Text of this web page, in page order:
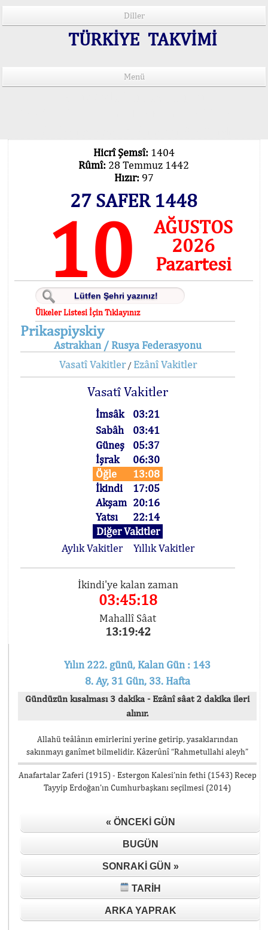
Diller
TÜRKİYE TAKVİMİ
Menü
Hicrî Şemsî: 1404
Rûmî: 28 Temmuz 1442
Hızır: 97
27 SAFER 1448
10
AĞUSTOS
2026
Pazartesi
Ülkeler Listesi İçin Tıklayınız
Prikaspiyskiy
Astrakhan / Rusya Federasyonu
Vasatî Vakitler/ Ezânî Vakitler
Vasatî Vakitler
İmsâk
03:21
Sabâh
03:41
Güneş
05:37
İşrak
06:30
Öğle
13:08
İkindi
17:05
Akşam 20:16
Yatsı
22:14
Diğer Vakitler
Aylık Vakitler
Yıllık Vakitler
İkindi'ye kalan zaman
03:45:18
Mahallî Sâat
13:19:42
Yılın 222. günü, Kalan Gün : 143
8. Ay, 31 Gün, 33. Hafta
Gündüzün kısalması 3 dakika - Ezânî sâat 2 dakika ileri
alınır.
Allahü teâlânın emirlerini yerine getirip, yasaklarından
sakınmayı ganîmet bilmelidir. Kâzerûnî “Rahmetullahi aleyh”
Anafartalar Zaferi (1915) - Estergon Kalesi’nin fethi (1543) Recep
Tayyip Erdoğan’ın Cumhurbaşkanı seçilmesi (2014)
« ÖNCEKI GÜN
BUGÜN
SONRAKI GÜN »
TARIH
ARKA YAPRAK